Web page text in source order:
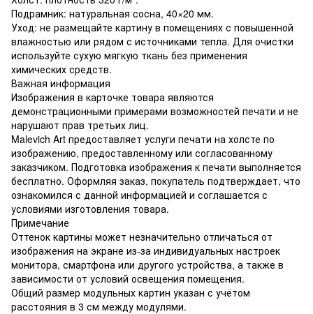
Подрамник: натуральная сосна, 40×20 мм.
Уход: не размещайте картину в помещениях с повышенной
влажностью или рядом с источниками тепла. Для очистки
используйте сухую мягкую ткань без применения
химических средств.
Важная информация
Изображения в карточке товара являются
демонстрационными примерами возможностей печати и не
нарушают прав третьих лиц.
Malevich Art предоставляет услуги печати на холсте по
изображению, предоставленному или согласованному
заказчиком. Подготовка изображения к печати выполняется
бесплатно. Оформляя заказ, покупатель подтверждает, что
ознакомился с данной информацией и соглашается с
условиями изготовления товара.
Примечание
Оттенок картины может незначительно отличаться от
изображения на экране из-за индивидуальных настроек
монитора, смартфона или другого устройства, а также в
зависимости от условий освещения помещения.
Общий размер модульных картин указан с учётом
расстояния в 3 см между модулями.